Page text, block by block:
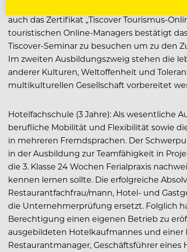
touristischen Informations- und
auch das Zertifikat „Tiscover Tourismus-
touristischen Online-Managers bestätigt
Tiscover-Seminar zu besuchen um zu den
Im zweiten Ausbildungszweig stehen die
anderer Kulturen, Weltoffenheit und
multikulturellen Gesellschaft vorbereitet
Hotelfachschule (3 Jahre): Als wesentliche
berufliche Mobilität und Flexibilität sowie
in mehreren Fremdsprachen. Der
in der Ausbildung zur Teamfähigkeit in
die 3. Klasse 24 Wochen Ferialpraxis
kennen lernen sollte. Die erfolgreiche
Restaurantfachfrau/mann, Hotel- und
die Unternehmerprüfung ersetzt. Folglich
Berechtigung einen eigenen Betrieb zu
ausgebildeten Hotelkaufmannes und
Restaurantmanager, Geschäftsführer eines